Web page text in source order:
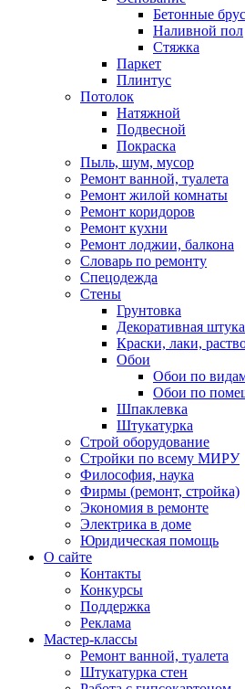
Бетонные
Наливной пол
Стяжка
Паркет
Плинтус
Потолок
Натяжной
Подвесной
Покраска
Пыль, шум, мусор
Ремонт ванной, туалета
Ремонт жилой комнаты
Ремонт коридоров
Ремонт кухни
Ремонт лоджии, балкона
Словарь по ремонту
Спецодежда
Стены
Грунтовка
Декоративная
Краски, лаки,
Обои
Обои по
Обои по
Шпаклевка
Штукатурка
Строй оборудование
Стройки по всему МИРУ
Философия, наука
Фирмы (ремонт, стройка)
Экономия в ремонте
Электрика в доме
Юридическая помощь
О сайте
Контакты
Конкурсы
Поддержка
Реклама
Мастер-классы
Ремонт ванной, туалета
Штукатурка стен